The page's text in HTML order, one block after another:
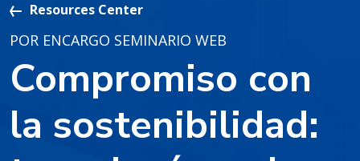
Resources Center
POR ENCARGO SEMINARIO WEB
Compromiso con
la sostenibilidad: